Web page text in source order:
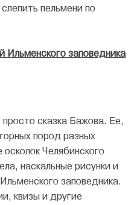
пельмени по
Ильменского заповедника
сказка Бажова. Ее,
пород разных
Челябинского
наскальные рисунки и
заповедника.
квизы и другие